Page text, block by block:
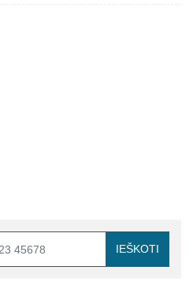
IEŠKOTI